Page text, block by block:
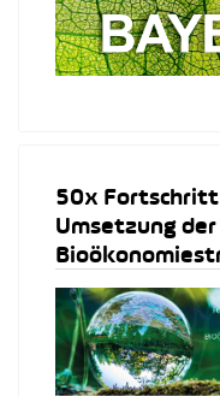
50x
Umsetzung